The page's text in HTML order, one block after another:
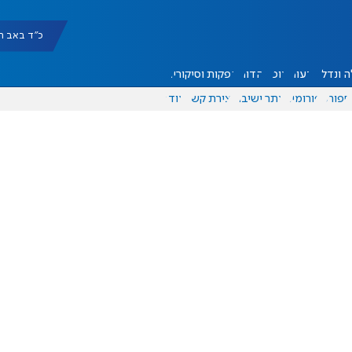
כ"ד באב תשפ"ו
ונדל"ן דעות אוכל יהדות הפקות וסיקורים
ספורט פורומים אתר ישיבה יצירת קשר עוד